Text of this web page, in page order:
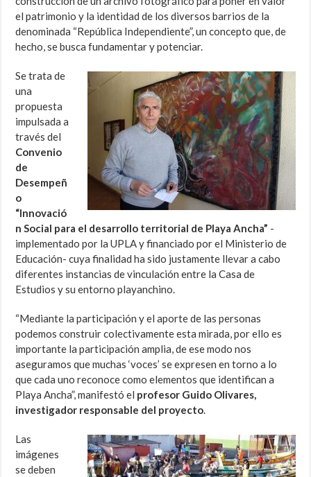
el patrimonio y la identidad de los diversos barrios de la
denominada “República Independiente”, un concepto que, de
hecho, se busca fundamentar y potenciar.
Se trata de
una
propuesta
impulsada a
través del
Convenio
de
Desempeñ
o
“Innovació
n Social para el desarrollo territorial de Playa Ancha” -
implementado por la UPLA y financiado por el Ministerio de
Educación- cuya finalidad ha sido justamente llevar a cabo
diferentes instancias de vinculación entre la Casa de
Estudios y su entorno playanchino.
“Mediante la participación y el aporte de las personas
podemos construir colectivamente esta mirada, por ello es
importante la participación amplia, de ese modo nos
aseguramos que muchas ‘voces’ se expresen en torno a lo
que cada uno reconoce como elementos que identifican a
Playa Ancha”, manifestó el profesor Guido Olivares,
investigador responsable del proyecto.
Las
imágenes
se deben